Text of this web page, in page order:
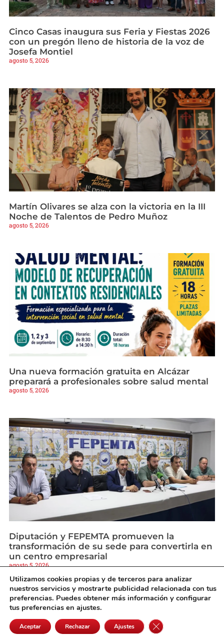
Cinco Casas inaugura sus Feria y Fiestas 2026
con un pregón lleno de historia de la voz de
Josefa Montiel
agosto 5, 2026
Martín Olivares se alza con la victoria en la III
Noche de Talentos de Pedro Muñoz
agosto 5, 2026
Una nueva formación gratuita en Alcázar
preparará a profesionales sobre salud mental
agosto 5, 2026
Diputación y FEPEMTA promueven la
transformación de su sede para convertirla en
un centro empresarial
agosto 5, 2026
Utilizamos cookies propias y de terceros para analizar
nuestros servicios y mostrarte publicidad relacionada con tus
preferencias. Puedes obtener más información y configurar
tus preferencias en ajustes.
Aceptar Rechazar Ajustes Cerrar el banner de